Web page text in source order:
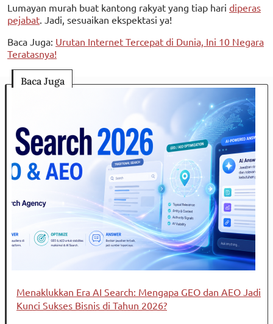
Lumayan murah buat kantong rakyat yang tiap hari diperas
pejabat . Jadi, sesuaikan ekspektasi ya!
Baca Juga: Urutan Internet Tercepat di Dunia, Ini 10 Negara
Teratasnya!
Baca Juga
Menaklukkan Era AI Search: Mengapa GEO dan AEO Jadi
Kunci Sukses Bisnis di Tahun 2026?